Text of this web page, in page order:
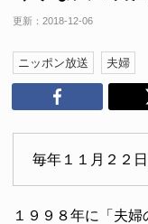
更新： 2018-12-06
ニッポン放送 夫婦
毎年１１月２２
１９９８年に「夫